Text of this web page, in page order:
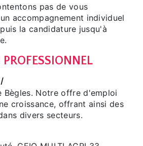
pas de vous
accompagnement individuel
la candidature jusqu'à
PROFESSIONNEL
Bègles. Notre offre d'emploi
croissance, offrant ainsi des
divers secteurs.